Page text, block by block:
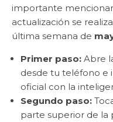
importante
actualización se
última semana de
Primer paso: Abre
desde tu teléfono e
oficial con la
Segundo paso:
parte superior de la